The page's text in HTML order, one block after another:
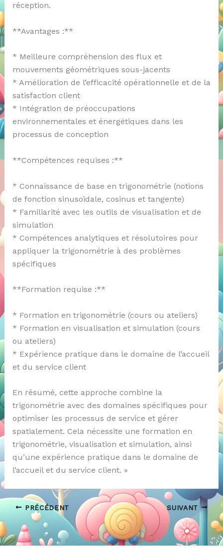
réception.
**Avantages :**
* Meilleure compréhension des flux et
mouvements géométriques sous-jacents
* Amélioration de l’efficacité opérationnelle et de la
satisfaction client
* Intégration de préoccupations
environnementales et énergétiques dans les
processus de conception
**Compétences requises :**
* Connaissance de base en trigonométrie (notions
de fonction sinusoïdale, cosinus et tangente)
* Familiarité avec les outils de visualisation et de
simulation
* Compétences analytiques et résolutoires pour
appliquer la trigonométrie à des problèmes
spécifiques
**Formation requise :**
* Formation en trigonométrie (cours ou ateliers)
* Formation en visualisation et simulation (cours
ou ateliers)
* Expérience pratique dans le domaine de l’accueil
et du service client
En résumé, cette approche combine la
trigonométrie avec des domaines spécifiques pour
optimiser les processus de service et gérer
spatialement. Cela nécessite une formation en
trigonométrie, visualisation et simulation, ainsi
qu’une expérience pratique dans le domaine de
l’accueil et du service client. »
PRÉCÉDENT SUIVANT